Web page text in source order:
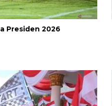
Presiden 2026